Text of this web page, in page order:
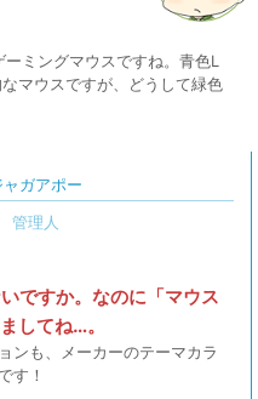
ーミングマウスですね。青色L
マウスですが、どうして緑色
ャガアポー
ですか。なのに「マウス
してね…。
ンも、メーカーのテーマカラ
す！